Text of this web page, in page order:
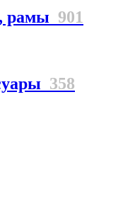
рамы 901
358